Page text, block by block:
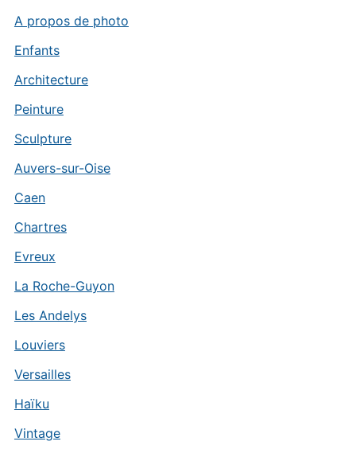
A propos de photo
Enfants
Architecture
Peinture
Sculpture
Auvers-sur-Oise
Caen
Chartres
Evreux
La Roche-Guyon
Les Andelys
Louviers
Versailles
Haïku
Vintage